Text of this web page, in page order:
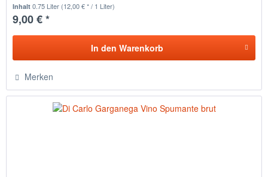
Inhalt0.75 Liter (12,00 € * / 1 Liter)
9,00 € *
In den Warenkorb
Merken